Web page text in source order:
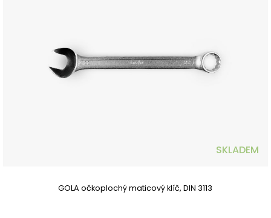
SKLADEM
GOLA očkoplochý maticový klíč, DIN 3113